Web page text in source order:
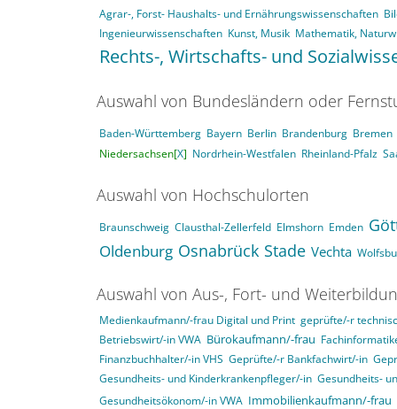
Agrar-, Forst- Haushalts- und Ernährungswissenschaften
Ingenieurwissenschaften Kunst, Musik Mathematik,
Rechts-, Wirtschafts- und
Auswahl von Bundesländern oder
Baden-Württemberg Bayern Berlin Brandenburg Bremen
Niedersachsen[X] Nordrhein-Westfalen Rheinland-Pfalz
Auswahl von Hochschulorten
Braunschweig Clausthal-Zellerfeld Elmshorn Emden
Oldenburg Osnabrück Stade Vechta
Auswahl von Aus-, Fort- und
Medienkaufmann/-frau Digital und Print geprüfte/-r
Betriebswirt/-in VWA Bürokaufmann/-frau
Finanzbuchhalter/-in VHS Geprüfte/-r Bankfachwirt/-in
Gesundheits- und Kinderkrankenpfleger/-in Gesundheits-
Gesundheitsökonom/-in VWA Immobilienkaufmann/-frau